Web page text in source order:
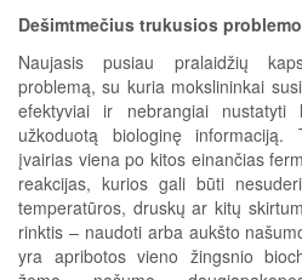
Dešimtmečius trukusios
Naujasis pusiau pralaidžių
problemą, su kuria mokslininkai
efektyviai ir nebrangiai
užkoduotą biologinę
įvairias viena po kitos einančias
reakcijas, kurios gali būti
temperatūros, druskų ar kitų
rinktis – naudoti arba aukšto
yra apribotos vieno žingsnio